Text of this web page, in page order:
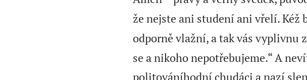
že nejste ani studení ani vřelí. Kéž
odporně vlažní, a tak vás vyplivnu
se a nikoho nepotřebujeme.“ A
politováníhodní chudáci a nazí